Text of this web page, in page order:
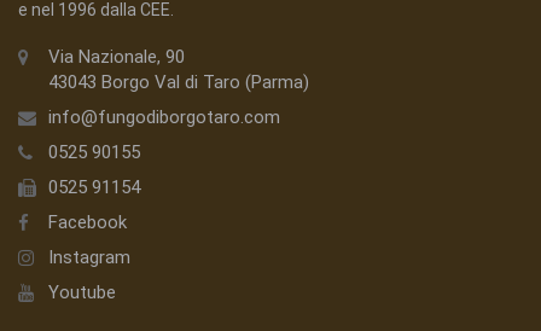
e nel 1996 dalla CEE.
Via Nazionale, 90
43043 Borgo Val di Taro (Parma)
info@fungodiborgotaro.com
0525 90155
0525 91154
Facebook
Instagram
Youtube